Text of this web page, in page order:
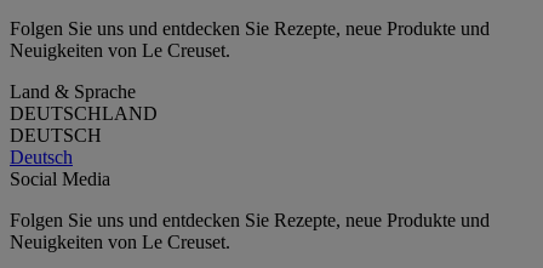
Folgen Sie uns und entdecken Sie Rezepte, neue Produkte und
Neuigkeiten von Le Creuset.
Land & Sprache
DEUTSCHLAND
DEUTSCH
Deutsch
Social Media
Folgen Sie uns und entdecken Sie Rezepte, neue Produkte und
Neuigkeiten von Le Creuset.